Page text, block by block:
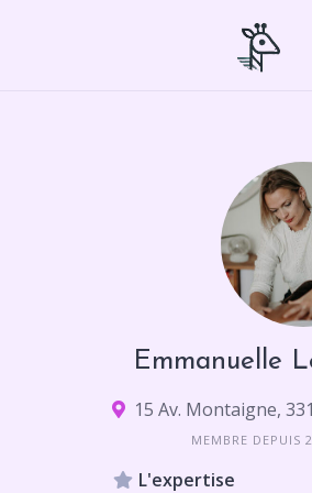
Emmanuelle
MEMBRE DEPUIS
L'expertise